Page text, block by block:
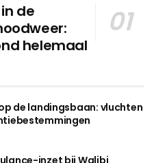
de
helemaal
de landingsbaan: vluchten
inzet bij Walibi